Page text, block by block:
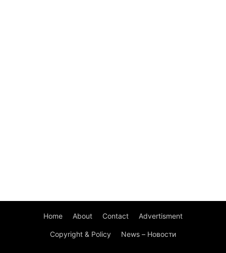
Home About Contact Advertisment
Copyright & Policy News – Новости